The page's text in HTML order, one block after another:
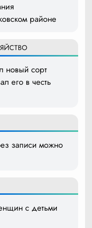
районе
новый сорт
его в честь
записи можно
с детьми